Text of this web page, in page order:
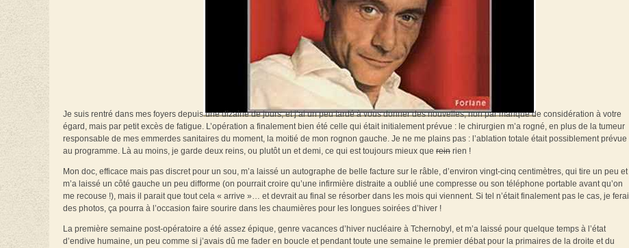
Je suis rentré dans mes foyers depuis une dizaine de jours, et j’ai un peu tardé à vous donner des nouvelles, non par manque de considération à votre
égard, mais par petit excès de fatigue. L’opération a finalement bien été celle qui était initialement prévue : le chirurgien m’a rogné, en plus de la tumeur
responsable de mes emmerdes sanitaires du moment, la moitié de mon rognon gauche. Je ne me plains pas : l’ablation totale était possiblement prévue
au programme. Là au moins, je garde deux reins, ou plutôt un et demi, ce qui est toujours mieux que rein rien !
Mon doc, efficace mais pas discret pour un sou, m’a laissé un autographe de belle facture sur le râble, d’environ vingt-cinq centimètres, qui tire un peu et
m’a laissé un côté gauche un peu difforme (on pourrait croire qu’une infirmière distraite a oublié une compresse ou son téléphone portable avant qu’on
me recouse !), mais il parait que tout cela « arrive »… et devrait au final se résorber dans les mois qui viennent. Si tel n’était finalement pas le cas, je ferai
des photos, ça pourra à l’occasion faire sourire dans les chaumières pour les longues soirées d’hiver !
La première semaine post-opératoire a été assez épique, genre vacances d’hiver nucléaire à Tchernobyl, et m’a laissé pour quelque temps à l’état
d’endive humaine, un peu comme si j’avais dû me fader en boucle et pendant toute une semaine le premier débat pour la primaires de la droite et du